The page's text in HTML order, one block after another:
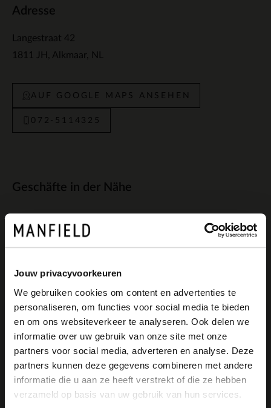
Jouw privacyvoorkeuren
We gebruiken cookies om content en advertenties te
personaliseren, om functies voor social media te bieden
en om ons websiteverkeer te analyseren. Ook delen we
informatie over uw gebruik van onze site met onze
partners voor social media, adverteren en analyse. Deze
partners kunnen deze gegevens combineren met andere
informatie die u aan ze heeft verstrekt of die ze hebben
verzameld op basis van uw gebruik van hun services.
Adresse
Langestraat 42
1811 JH
Alkmaar NL
AUF GOOGLE MAPS ANSEHEN
072-5114325
Geschäfte in der Nähe
Manfield Halfweg
1165 PB Halfweg NL
Geöffnet- Schließt um 20:00
Manfield Gent
Korenmarkt 16
×
View this website in English?
It looks like your language isn't Dutch. Would
you like to switch to English?